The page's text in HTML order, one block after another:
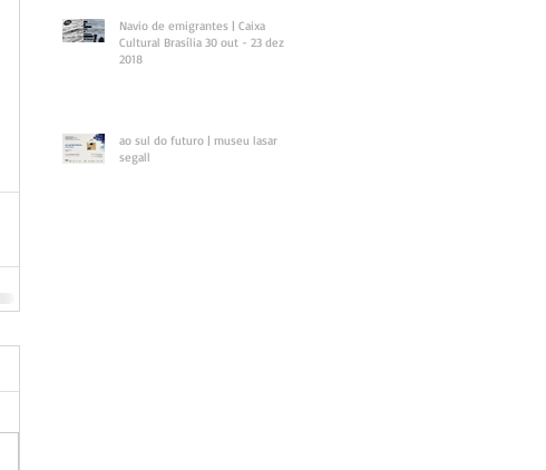
Navio de emigrantes | Caixa
Cultural Brasília 30 out - 23 dez
2018
ao sul do futuro | museu lasar
segall